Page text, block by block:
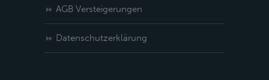
AGB Versteigerungen
Datenschutzerklärung